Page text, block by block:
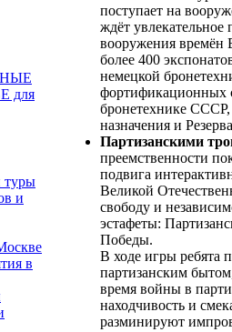
туры
и
в
поступает на
ждёт
вооружения времён
более 400
немецкой
фортификационных
бронетехнике СССР,
назначения и
Партизанскими
преемственности
подвига
Великой
свободу и
эстафеты:
Победы.
В ходе игры ребята
партизанским
время войны в
находчивость и
разминируют